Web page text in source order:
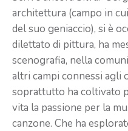
architettura (campo in
del suo geniaccio), si è
dilettato di pittura, ha
scenografia, nella
altri campi connessi agli
soprattutto ha coltivato
vita la passione per la
canzone. Che ha